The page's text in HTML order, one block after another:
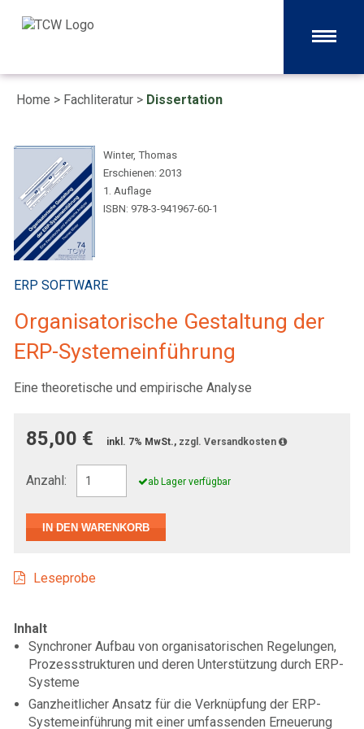
Home > Fachliteratur > Dissertation
Winter, Thomas
Erschienen: 2013
1. Auflage
ISBN: 978-3-941967-60-1
ERP SOFTWARE
Organisatorische Gestaltung der
ERP-Systemeinführung
Eine theoretische und empirische Analyse
85,00 € inkl. 7% MwSt., zzgl. Versandkosten
Anzahl: ab Lager verfügbar
Leseprobe
Inhalt
Synchroner Aufbau von organisatorischen Regelungen,
Prozessstrukturen und deren Unterstützung durch ERP-
Systeme
Ganzheitlicher Ansatz für die Verknüpfung der ERP-
Systemeinführung mit einer umfassenden Erneuerung